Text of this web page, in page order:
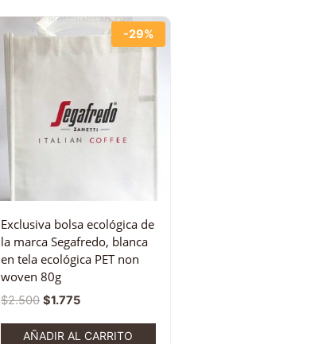
-29%
Exclusiva bolsa ecológica de
la marca Segafredo, blanca
en tela ecológica PET non
woven 80g
$2.500 $1.775
AÑADIR AL CARRITO